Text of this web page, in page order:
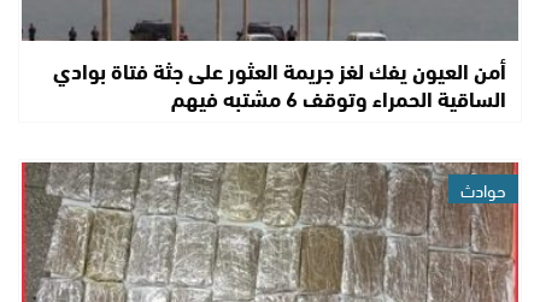
أمن العيون يفك لغز جريمة العثور على جثة فتاة بوادي
الساقية الحمراء وتوقف 6 مشتبه فيهم
حوادث